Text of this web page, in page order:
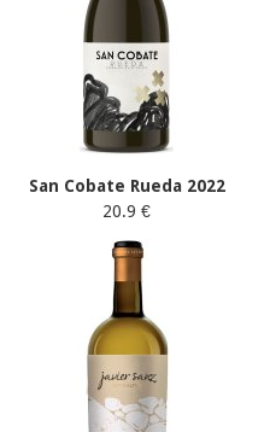
San Cobate Rueda 2022
20.9 €